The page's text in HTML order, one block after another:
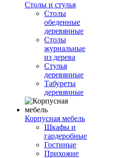
Столы и стулья
Столы
обеденные
деревянные
Столы
журнальные
из дерева
Стулья
деревянные
Табуреты
деревянные
Корпусная мебель
Шкафы и
гардеробные
Гостиные
Прихожие